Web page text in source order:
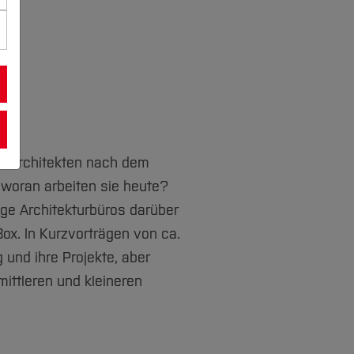
Architekten nach dem
arbeiten sie heute?
Architekturbüros darüber
In Kurzvorträgen von ca.
ihre Projekte, aber
und kleineren